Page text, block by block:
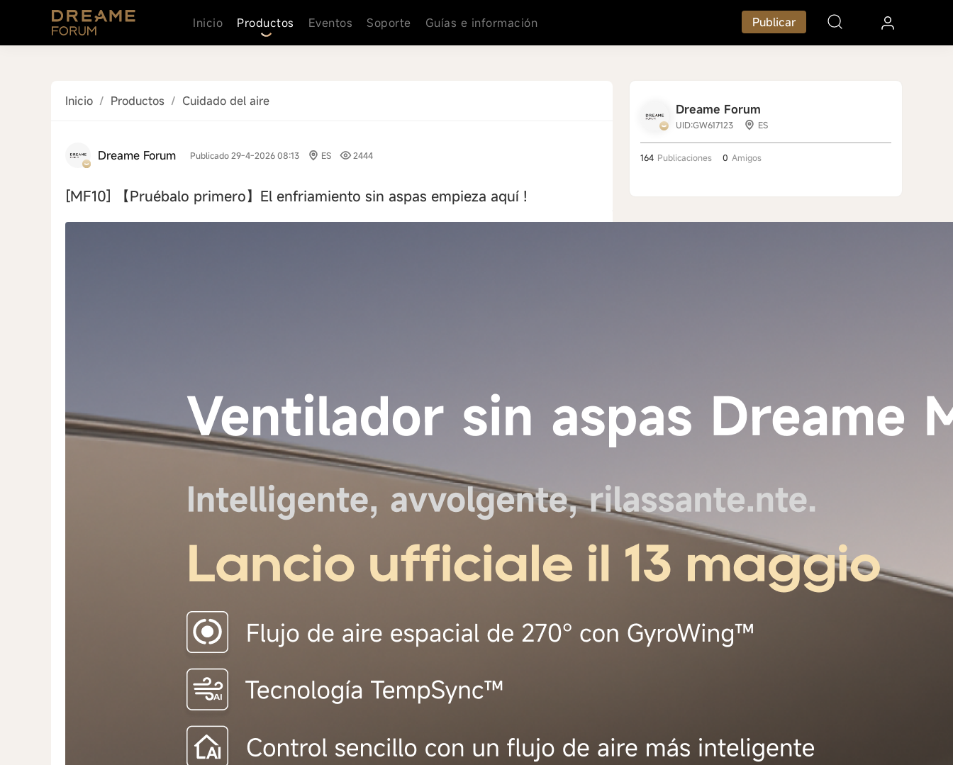
Inicio Productos Eventos Soporte Guías e información Publicar
Inicio / Productos / Cuidado del aire
Dreame Forum Publicado 29-4-2026 08:13 ES 2444
[MF10] 【Pruébalo primero】El enfriamiento sin aspas empieza aquí !
Dreame Forum
UID:GW617123 ES
164 Publicaciones 0 Amigos